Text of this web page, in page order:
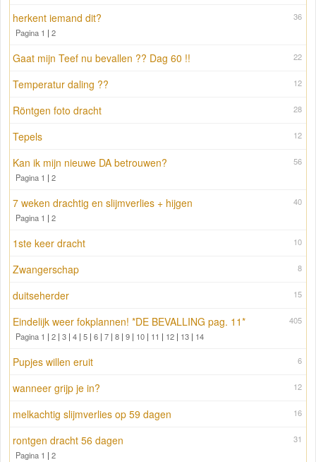
36
herkent iemand dit?
Pagina 1 | 2
22
Gaat mijn Teef nu bevallen ?? Dag 60 !!
12
Temperatur daling ??
28
Röntgen foto dracht
12
Tepels
56
Kan ik mijn nieuwe DA betrouwen?
Pagina 1 | 2
40
7 weken drachtig en slijmverlies + hijgen
Pagina 1 | 2
10
1ste keer dracht
8
Zwangerschap
15
duitseherder
405
Eindelijk weer fokplannen! *DE BEVALLING pag. 11*
Pagina 1 | 2 | 3 | 4 | 5 | 6 | 7 | 8 | 9 | 10 | 11 | 12 | 13 | 14
6
Pupjes willen eruit
12
wanneer grijp je in?
16
melkachtig slijmverlies op 59 dagen
31
rontgen dracht 56 dagen
Pagina 1 | 2